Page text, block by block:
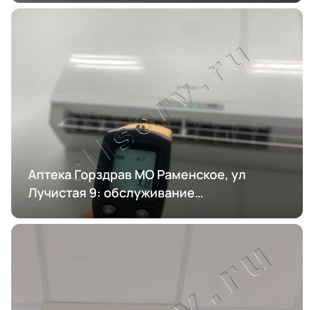
Аптека Горздрав МО Раменское, ул
Лучистая 9: обслуживание
кондиционирования